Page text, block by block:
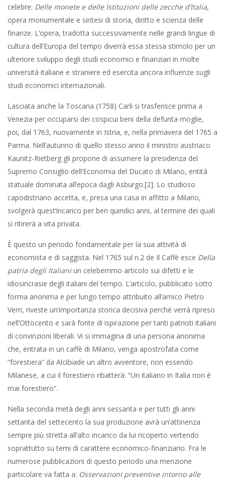
celebre: Delle monete e delle Istituzioni delle zecche d’Italia,
opera monumentale e sintesi di storia, diritto e scienza delle
finanze. L’opera, tradotta successivamente nelle grandi lingue di
cultura dell’Europa del tempo diverrà essa stessa stimolo per un
ulteriore sviluppo degli studi economici e finanziari in molte
università italiane e straniere ed esercita ancora influenze sugli
studi economici internazionali.
Lasciata anche la Toscana (1758) Carli si trasferisce prima a
Venezia per occuparsi dei cospicui beni della defunta moglie,
poi, dal 1763, nuovamente in Istria, e, nella primavera del 1765 a
Parma. Nell’autunno di quello stesso anno il ministro austriaco
Kaunitz-Rietberg gli propone di assumere la presidenza del
Supremo Consiglio dell’Economia del Ducato di Milano, entità
statuale dominata all’epoca dagli Asburgo.[2]. Lo studioso
capodistriano accetta, e, presa una casa in affitto a Milano,
svolgerà quest’incarico per ben quindici anni, al termine dei quali
si ritirerà a vita privata.
È questo un periodo fondamentale per la sua attività di
economista e di saggista. Nel 1765 sul n.2 de Il Caffè esce Della
patria degli Italianiun celeberrimo articolo sui difetti e le
idiosincrasie degli italiani del tempo. L’articolo, pubblicato sotto
forma anonima e per lungo tempo attribuito all’amico Pietro
Verri, riveste un’importanza storica decisiva perché verrà ripreso
nell’Ottocento e sarà fonte di ispirazione per tanti patrioti italiani
di convinzioni liberali. Vi si immagina di una persona anonima
che, entrata in un caffè di Milano, venga apostrofata come
“forestiera” da Alcibiade un altro avventore, non essendo
Milanese, a cui il forestiero ribatterà: “Un italiano in Italia non è
mai forestiero”.
Nella seconda metà degli anni sessanta e per tutti gli anni
settanta del settecento la sua produzione avrà un’attinenza
sempre più stretta all’alto incarico da lui ricoperto vertendo
soprattutto su temi di carattere economico-finanziario. Fra le
numerose pubblicazioni di questo periodo una menzione
particolare va fatta a: Osservazioni preventive intorno alle